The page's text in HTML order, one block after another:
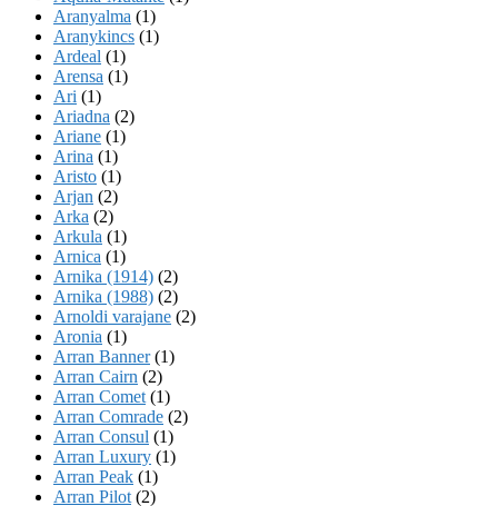
Aranyalma (1)
Aranykincs (1)
Ardeal (1)
Arensa (1)
Ari (1)
Ariadna (2)
Ariane (1)
Arina (1)
Aristo (1)
Arjan (2)
Arka (2)
Arkula (1)
Arnica (1)
Arnika (1914) (2)
Arnika (1988) (2)
Arnoldi varajane (2)
Aronia (1)
Arran Banner(1)
Arran Cairn (2)
Arran Comet (1)
Arran Comrade (2)
Arran Consul (1)
Arran Luxury (1)
Arran Peak (1)
Arran Pilot (2)